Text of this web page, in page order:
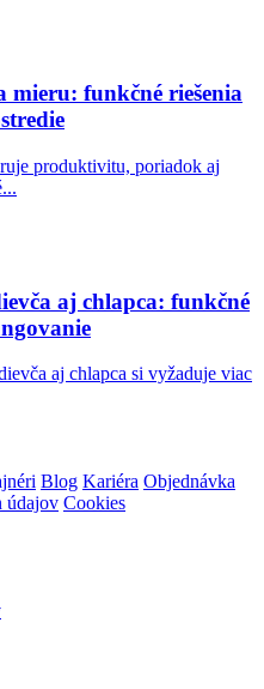
funkčné riešenia
produktivitu, poriadok aj
aj chlapca: funkčné
aj chlapca si vyžaduje viac
Blog Kariéra Objednávka
údajov Cookies